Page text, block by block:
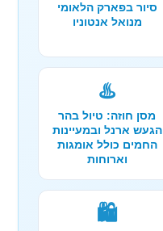
סיור בפארק הלאומי
מנואל אנטוניו
♨️
מסן חוזה: טיול בהר
הגעש ארנל ובמעיינות
החמים כולל אומגות
וארוחות
🛍️